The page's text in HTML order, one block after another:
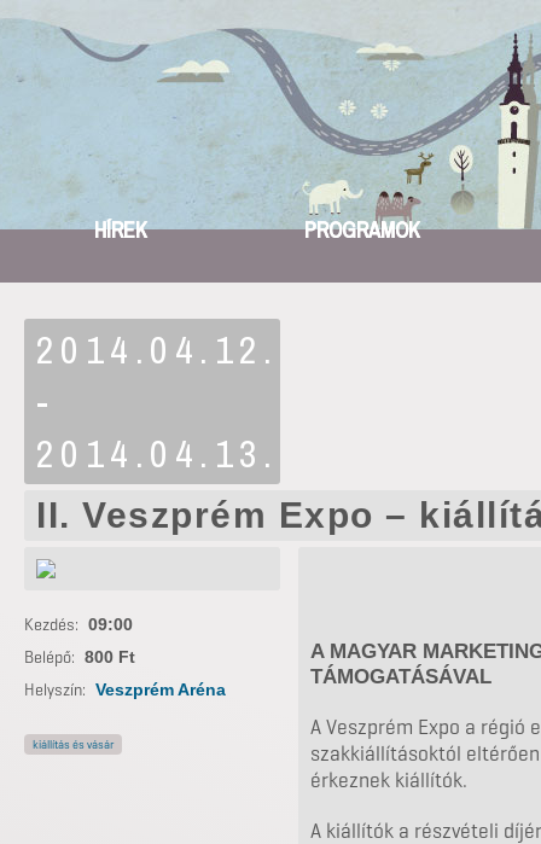
HÍREK PROGRAMOK
2014.04.12.
-
2014.04.13.
II. Veszprém Expo –
A MAGYAR
TÁMOGATÁSÁVAL
A Veszprém Expo a régió
szakkiállításoktól
érkeznek kiállítók.
A kiállítók a részvételi
Kezdés: 09:00
Belépő: 800 Ft
Helyszín: Veszprém Aréna
kiállítás és vásár